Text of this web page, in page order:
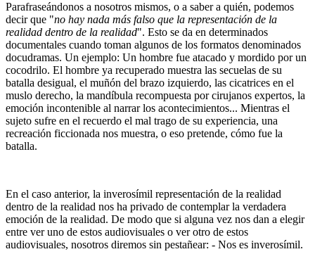
Parafraseándonos a nosotros mismos, o a saber a quién, podemos
decir que "no hay nada más falso que la representación de la
realidad dentro de la realidad". Esto se da en determinados
documentales cuando toman algunos de los formatos denominados
docudramas. Un ejemplo: Un hombre fue atacado y mordido por un
cocodrilo. El hombre ya recuperado muestra las secuelas de su
batalla desigual, el muñón del brazo izquierdo, las cicatrices en el
muslo derecho, la mandíbula recompuesta por cirujanos expertos, la
emoción incontenible al narrar los acontecimientos... Mientras el
sujeto sufre en el recuerdo el mal trago de su experiencia, una
recreación ficcionada nos muestra, o eso pretende, cómo fue la
batalla.
En el caso anterior, la inverosímil representación de la realidad
dentro de la realidad nos ha privado de contemplar la verdadera
emoción de la realidad. De modo que si alguna vez nos dan a elegir
entre ver uno de estos audiovisuales o ver otro de estos
audiovisuales, nosotros diremos sin pestañear: - Nos es inverosímil.